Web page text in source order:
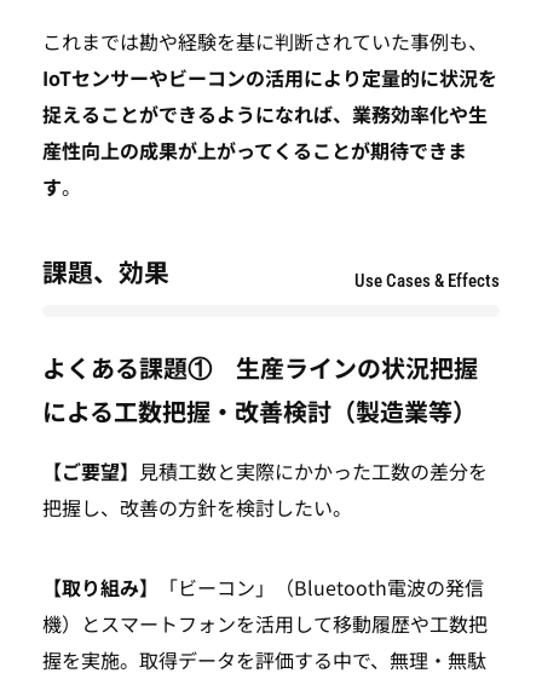
これまでは勘や経験を基に判断されていた事例も、
IoTセンサーやビーコンの活用により定量的に状況を
捉えることができるようになれば、業務効率化や生
産性向上の成果が上がってくることが期待できま
す。
課題、効果 Use Cases & Effects
よくある課題① 生産ラインの状況把握
による工数把握・改善検討（製造業等）
【ご要望】 見積工数と実際にかかった工数の差分を
把握し、改善の方針を検討したい。
【取り組み】
「ビーコン」（Bluetooth電波の発信
機）とスマートフォンを活用して移動履歴や工数把
握を実施。取得データを評価する中で、無理・無駄